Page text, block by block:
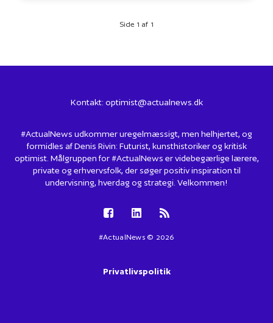
Side 1 af 1
Kontakt: optimist@actualnews.dk
#ActualNews udkommer uregelmæssigt, men helhjertet, og
formidles af Denis Rivin: Futurist, kunsthistoriker og kritisk
optimist. Målgruppen for #ActualNews er videbegærlige lærere,
private og erhvervsfolk, der søger positiv inspiration til
undervisning, hverdag og strategi. Velkommen!
#ActualNews © 2026
Privatlivspolitik